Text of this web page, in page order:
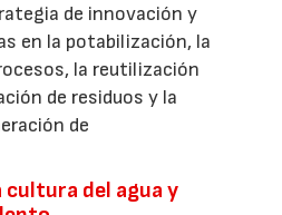
de innovación y
en la potabilización, la
la reutilización
de residuos y la
de
cultura del agua y